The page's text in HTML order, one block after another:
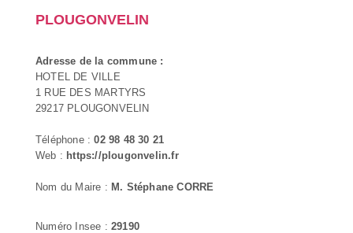
PLOUGONVELIN
Adresse de la commune :
HOTEL DE VILLE
1 RUE DES MARTYRS
29217 PLOUGONVELIN
Téléphone :02 98 48 30 21
Web : https://plougonvelin.fr
Nom du Maire : M. Stéphane CORRE
Numéro Insee : 29190